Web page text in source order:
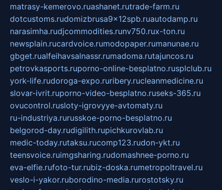
matrasy-kemerovo.ruashanet.rutrade-farm.ru
dotcustoms.rudomizbrusa9x12spb.ruautodamp.ru
narasimha.rudjcommodities.runv750.rux-ton.ru
newsplain.rucardvoice.rumodopaper.rumanunae.ru
gbget.rualfeihavsalnassr.rumadoma.rutajuncos.ru
petrovkasports.ruporno-online-besplatno.rusplclub.ru
york-life.rudoroga-expo.ruribery.rucleanmedicine.ru
slovar-ivrit.ruporno-video-besplatno.ruseks-365.ru
ovucontrol.rusloty-igrovyye-avtomaty.ru
ru-industriya.rurusskoe-porno-besplatno.ru
belgorod-day.rudigilith.rupichkurovlab.ru
medic-today.rutaksu.rucomp123.rudon-ykt.ru
teensvoice.ruimgsharing.rudomashnee-porno.ru
eva-elfie.rufoto-tur.rubiz-doska.rumetropoltravel.ru
veslo-i-yakor.ruborodino-media.rurostotsky.ru